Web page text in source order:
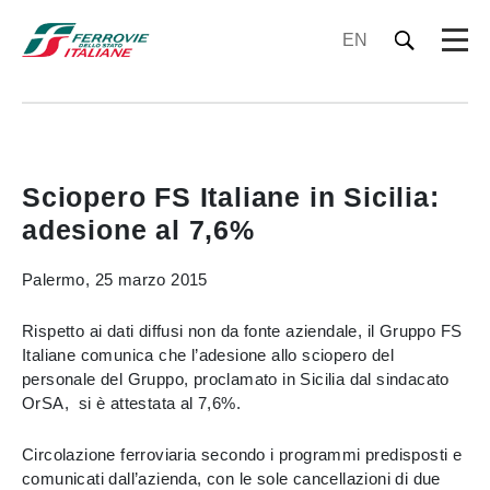
EN
Sciopero FS Italiane in Sicilia:
adesione al 7,6%
Palermo, 25 marzo 2015
Rispetto ai dati diffusi non da fonte aziendale, il Gruppo FS
Italiane comunica che l’adesione allo sciopero del
personale del Gruppo, proclamato in Sicilia dal sindacato
OrSA, si è attestata al 7,6%.
Circolazione ferroviaria secondo i programmi predisposti e
comunicati dall’azienda, con le sole cancellazioni di due